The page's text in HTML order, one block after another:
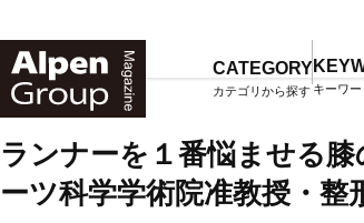
CATEGORY
カテゴリから探す キーワ
TOP マガジン一覧
ランナーを１番悩ませる
ーツ科学学術院准教授・整